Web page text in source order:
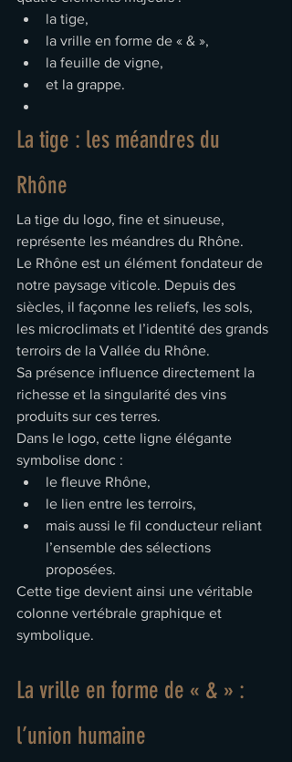
la tige,
la vrille en forme de « & »,
la feuille de vigne,
et la grappe.
La tige : les méandres du
Rhône
La tige du logo, fine et sinueuse,
représente les méandres du Rhône.
Le Rhône est un élément fondateur de
notre paysage viticole. Depuis des
siècles, il façonne les reliefs, les sols,
les microclimats et l’identité des grands
terroirs de la Vallée du Rhône.
Sa présence influence directement la
richesse et la singularité des vins
produits sur ces terres.
Dans le logo, cette ligne élégante
symbolise donc :
le fleuve Rhône,
le lien entre les terroirs,
mais aussi le fil conducteur reliant
l’ensemble des sélections
proposées.
Cette tige devient ainsi une véritable
colonne vertébrale graphique et
symbolique.
La vrille en forme de « & » :
l’union humaine